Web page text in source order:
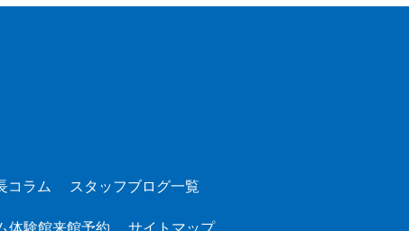
コラム スタッフブログ一覧
体験館来館予約 サイトマップ